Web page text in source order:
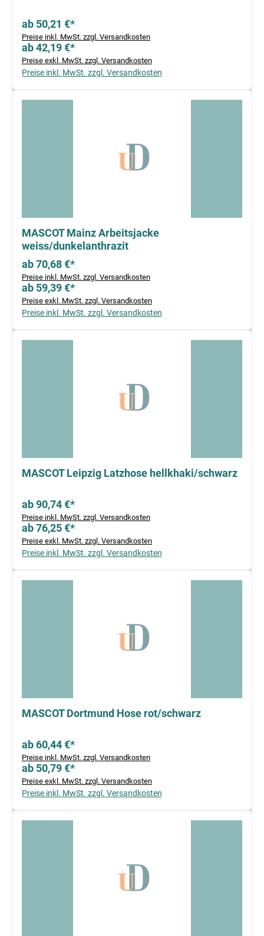
ab 50,21 €*
Preise inkl. MwSt. zzgl. Versandkosten
ab 42,19 €*
Preise exkl. MwSt. zzgl. Versandkosten
Preise inkl. MwSt. zzgl. Versandkosten
MASCOT Mainz Arbeitsjacke
weiss/dunkelanthrazit
ab 70,68 €*
Preise inkl. MwSt. zzgl. Versandkosten
ab 59,39 €*
Preise exkl. MwSt. zzgl. Versandkosten
Preise inkl. MwSt. zzgl. Versandkosten
MASCOT Leipzig Latzhose hellkhaki/schwarz
ab 90,74 €*
Preise inkl. MwSt. zzgl. Versandkosten
ab 76,25 €*
Preise exkl. MwSt. zzgl. Versandkosten
Preise inkl. MwSt. zzgl. Versandkosten
MASCOT Dortmund Hose rot/schwarz
ab 60,44 €*
Preise inkl. MwSt. zzgl. Versandkosten
ab 50,79 €*
Preise exkl. MwSt. zzgl. Versandkosten
Preise inkl. MwSt. zzgl. Versandkosten